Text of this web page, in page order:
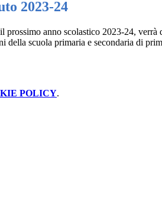
2023-24
prossimo anno scolastico 2023-24, verrà
della scuola primaria e secondaria di
POLICY.